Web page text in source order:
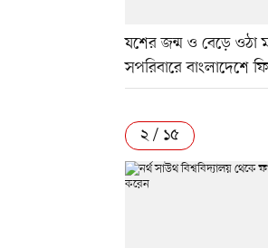
যশের জন্ম ও বেড়ে ওঠা
সপরিবারে বাংলাদেশে
২ / ১৫